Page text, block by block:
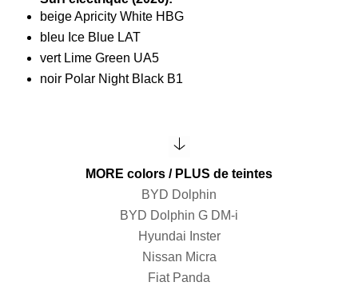
beige Apricity White HBG
bleu Ice Blue LAT
vert Lime Green UA5
noir Polar Night Black B1
MORE colors / PLUS de teintes
BYD Dolphin
BYD Dolphin G DM-i
Hyundai Inster
Nissan Micra
Fiat Panda